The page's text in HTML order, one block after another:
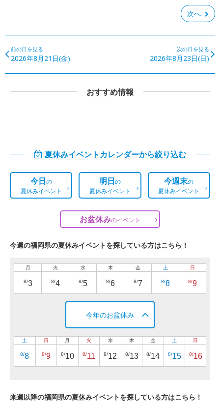
次へ
前の日を見る
2026年8月21日(金)
次の日を見る
2026年8月23日(日)
おすすめ情報
夏休みイベントカレンダーから絞り込む
今日の
夏休みイベント
明日の
夏休みイベント
今週末の
夏休みイベント
お盆休みのイベント
今週の福岡県の夏休みイベントを探している方はこちら！
月
8/3
火
8/4
水
8/5
木
8/6
金
8/7
土
8/8
日
8/9
今年のお盆休み
土
8/8
日
8/9
月
8/10
火
8/11
水
8/12
木
8/13
金
8/14
土
8/15
日
8/16
来週以降の福岡県の夏休みイベントを探している方はこちら！